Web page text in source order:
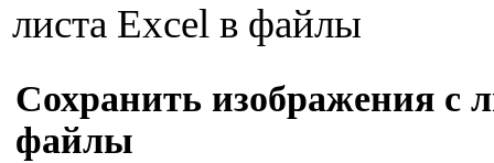
листа Excel в файлы
Сохранить изображения с
файлы